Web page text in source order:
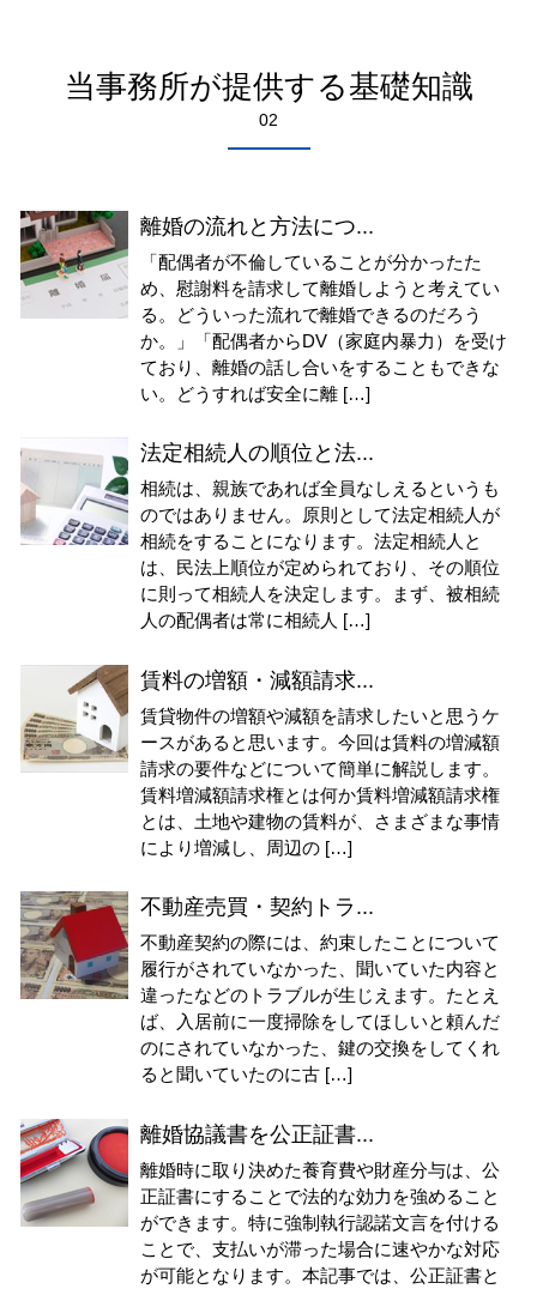
当事務所が提供する基礎知識
02
離婚の流れと方法につ...
「配偶者が不倫していることが分かったた
め、慰謝料を請求して離婚しようと考えてい
る。どういった流れで離婚できるのだろう
か。」「配偶者からDV（家庭内暴力）を受け
ており、離婚の話し合いをすることもできな
い。どうすれば安全に離 […]
法定相続人の順位と法...
相続は、親族であれば全員なしえるというも
のではありません。原則として法定相続人が
相続をすることになります。法定相続人と
は、民法上順位が定められており、その順位
に則って相続人を決定します。まず、被相続
人の配偶者は常に相続人 […]
賃料の増額・減額請求...
賃貸物件の増額や減額を請求したいと思うケ
ースがあると思います。今回は賃料の増減額
請求の要件などについて簡単に解説します。
賃料増減額請求権とは何か賃料増減額請求権
とは、土地や建物の賃料が、さまざまな事情
により増減し、周辺の […]
不動産売買・契約トラ...
不動産契約の際には、約束したことについて
履行がされていなかった、聞いていた内容と
違ったなどのトラブルが生じえます。たとえ
ば、入居前に一度掃除をしてほしいと頼んだ
のにされていなかった、鍵の交換をしてくれ
ると聞いていたのに古 […]
離婚協議書を公正証書...
離婚時に取り決めた養育費や財産分与は、公
正証書にすることで法的な効力を強めること
ができます。特に強制執行認諾文言を付ける
ことで、支払いが滞った場合に速やかな対応
が可能となります。本記事では、公正証書と